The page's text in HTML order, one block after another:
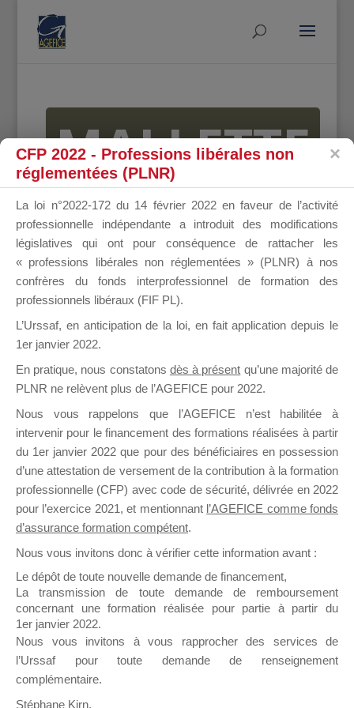
MALLETTE
DU
DIRIGEANT
il y a un mois
Ce groupe est destiné aux Organismes de
Formation qui souhaitent répondre à l’Appel à
Propositions Mallette du Dirigeant.
Ce groupe propose un forum dédié au support
sur lequel il est possible de laisser un message
ou poser une question.
NB : Il est nécessaire d’être
pouvoir rejoindre ce groupe
CFP 2022 - Professions libérales non
réglementées (PLNR)
La loi n°2022-172 du 14 février 2022 en faveur de l’activité
professionnelle indépendante a introduit des modifications
législatives qui ont pour conséquence de rattacher les
« professions libérales non réglementées » (PLNR) à nos
confrères du fonds interprofessionnel de formation des
professionnels libéraux (FIF PL).
L’Urssaf, en anticipation de la loi, en fait application depuis le
1er janvier 2022.
En pratique, nous constatons dès à présent qu’une majorité de
PLNR ne relèvent plus de l’AGEFICE pour 2022.
Nous vous rappelons que l’AGEFICE n’est habilitée à
intervenir pour le financement des formations réalisées à partir
du 1er janvier 2022 que pour des bénéficiaires en possession
d’une attestation de versement de la contribution à la formation
professionnelle (CFP) avec code de sécurité, délivrée en 2022
pour l’exercice 2021, et mentionnant l’AGEFICE comme fonds
d’assurance formation compétent.
Nous vous invitons donc à vérifier cette information avant :
Le dépôt de toute nouvelle demande de financement,
La transmission de toute demande de remboursement
concernant une formation réalisée pour partie à partir du
1er janvier 2022.
Nous vous invitons à vous rapprocher des services de
l’Urssaf pour toute demande de renseignement
complémentaire.
Stéphane Kirn,